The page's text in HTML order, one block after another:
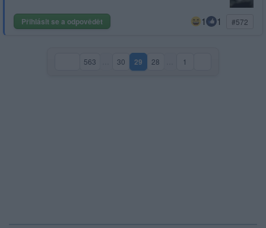
Přihlásit se a odpovědět 1 1 #572
563 30 29(aktuální strana)
28 1